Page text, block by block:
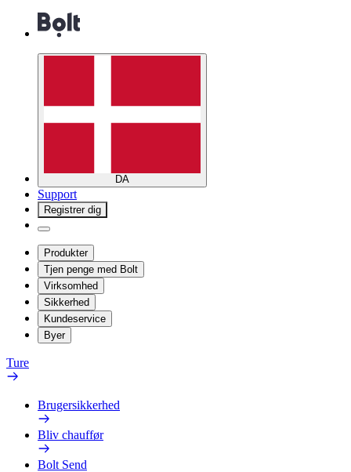
DA
Support
Registrer dig
Produkter
Tjen penge med Bolt
Virksomhed
Sikkerhed
Kundeservice
Byer
Ture
Brugersikkerhed
Bliv chauffør
Bolt Send